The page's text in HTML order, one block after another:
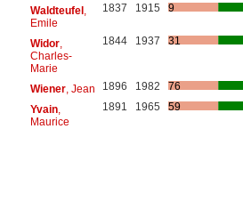
Waldteufel,
Emile
1837 1915 9
Widor,
Charles-
Marie
1844 1937 31
Wiener, Jean 1896 1982
76
Yvain,
Maurice
1891 1965 59